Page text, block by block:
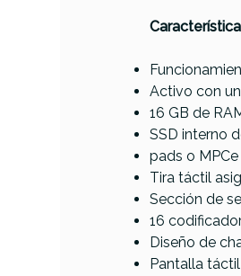
Activo con
16 GB de
SSD interno
pads o
Tira táctil
Sección de
16
Diseño de
Pantalla